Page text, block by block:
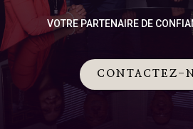
VOTRE PARTENAIRE DE
CONTACTEZ-